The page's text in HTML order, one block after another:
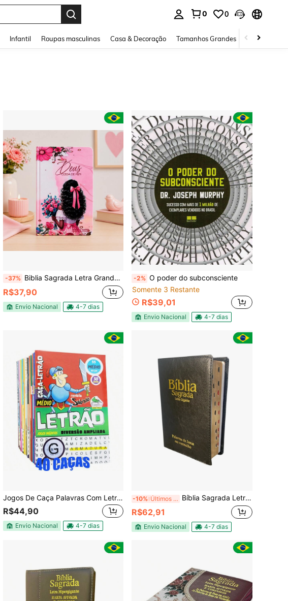
0 0
Infantil Roupas masculinas Casa & Decoração Tamanhos Grandes Joias e
-37% Biblia Sagrada Letra Grande Com Harpa E Corinhos Palavras De Jesus Em Vermelho (MENINA PINK)
R$37,90
Envio Nacional 4-7 dias
-2% O poder do subconsciente
Somente 3 Restante
R$39,01
Envio Nacional 4-7 dias
Jogos De Caça Palavras Com Letras Grandes Sem Repetição
R$44,90
Envio Nacional 4-7 dias
-10% Últimos 3 dias Bíblia Sagrada Letra Gigante ARC Almeida Revista Corrigida Palavras de Jesus em Vermelho Índice PJV LUXO PRETA
R$62,91
Envio Nacional 4-7 dias